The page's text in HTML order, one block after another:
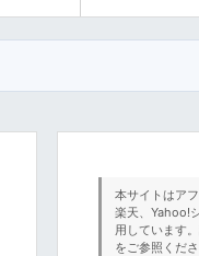
本サイトはア
楽天、Yahoo!
用しています
をご参照くださ